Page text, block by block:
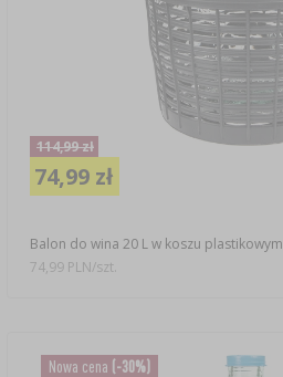
Balon do wina 20 L w koszu plastikowym
114,99 zł
74,99 zł
74,99 PLN/szt.
Nowa cena (-30%)